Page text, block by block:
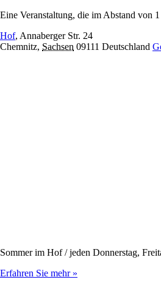
Eine Veranstaltung, die im Abstand von
Hof, Annaberger Str. 24
Chemnitz, Sachsen 09111 Deutschland
Sommer im Hof / jeden Donnerstag,
Erfahren Sie mehr »